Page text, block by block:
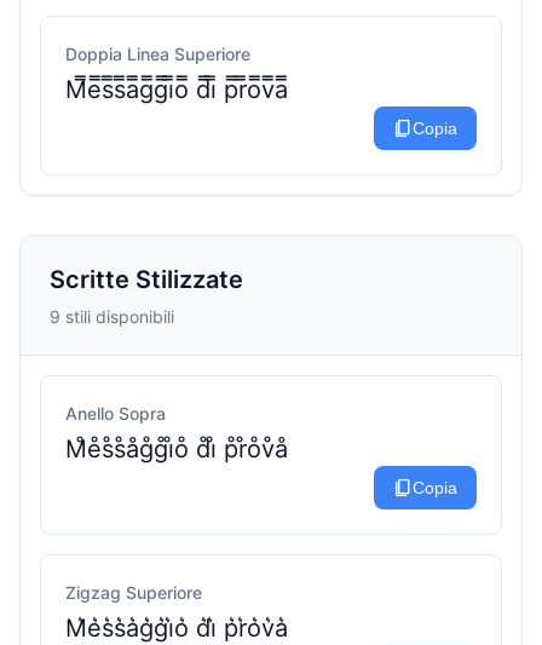
Doppia Linea Superiore
M̿e̿s̿s̿a̿g̿g̿i̿o̿ d̿i̿ p̿r̿o̿v̿a̿
content_copyCopia
Scritte Stilizzate
9 stili disponibili
Anello Sopra
M̊e̊s̊s̊åg̊g̊i̊o̊ d̊i̊ p̊r̊o̊v̊å
content_copyCopia
Zigzag Superiore
M͛e͛s͛s͛a͛g͛g͛i͛o͛ d͛i͛ p͛r͛o͛v͛a͛